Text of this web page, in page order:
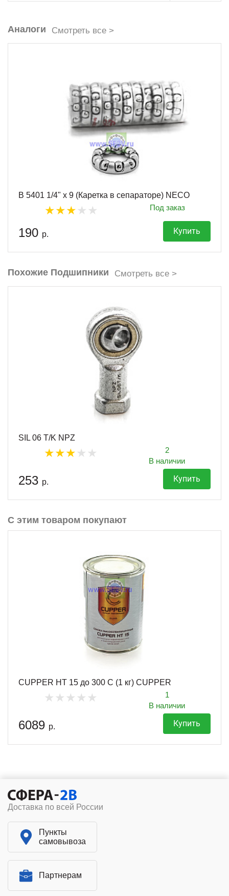
Аналоги Смотреть все >
B 5401 1/4" x 9 (Каретка в сепараторе) NECO
Под заказ
190 р. Купить
Похожие Подшипники Смотреть все >
SIL 06 T/K NPZ
2
В наличии
253 р. Купить
С этим товаром покупают
CUPPER HT 15 до 300 С (1 кг) CUPPER
1
В наличии
6089 р. Купить
Доставка по всей России
Пункты
самовывоза
Партнерам